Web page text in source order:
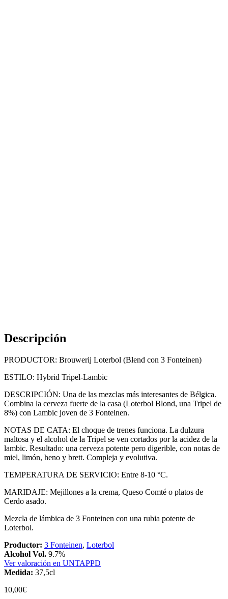
Descripción
PRODUCTOR: Brouwerij Loterbol (Blend con 3 Fonteinen)
ESTILO: Hybrid Tripel-Lambic
DESCRIPCIÓN: Una de las mezclas más interesantes de Bélgica.
Combina la cerveza fuerte de la casa (Loterbol Blond, una Tripel de
8%) con Lambic joven de 3 Fonteinen.
NOTAS DE CATA: El choque de trenes funciona. La dulzura
maltosa y el alcohol de la Tripel se ven cortados por la acidez de la
lambic. Resultado: una cerveza potente pero digerible, con notas de
miel, limón, heno y brett. Compleja y evolutiva.
TEMPERATURA DE SERVICIO: Entre 8-10 °C.
MARIDAJE: Mejillones a la crema, Queso Comté o platos de
Cerdo asado.
Mezcla de lámbica de 3 Fonteinen con una rubia potente de
Loterbol.
Productor: 3 Fonteinen, Loterbol
Alcohol Vol. 9.7%
Ver valoración en UNTAPPD
Medida: 37,5cl
10,00€